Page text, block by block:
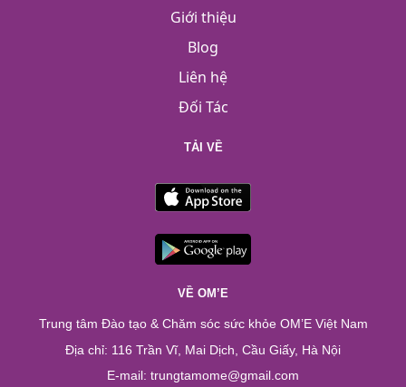
Giới thiệu
Blog
Liên hệ
Đối Tác
TẢI VỀ
VỀ OM’E
Trung tâm Đào tạo & Chăm sóc sức khỏe OM’E Việt Nam
Địa chỉ: 116 Trần Vĩ, Mai Dịch, Cầu Giấy, Hà Nội
E-mail: trungtamome@gmail.com